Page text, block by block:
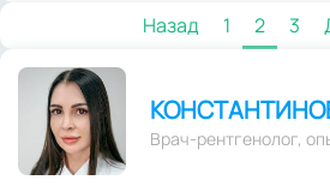
Назад 1 2 3
Врач-рентгенолог,